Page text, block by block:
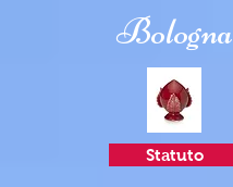
Bologna
Statuto